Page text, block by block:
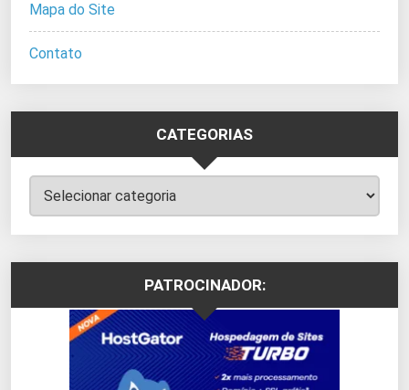
Mapa do Site
Contato
CATEGORIAS
Categorias
PATROCINADOR: